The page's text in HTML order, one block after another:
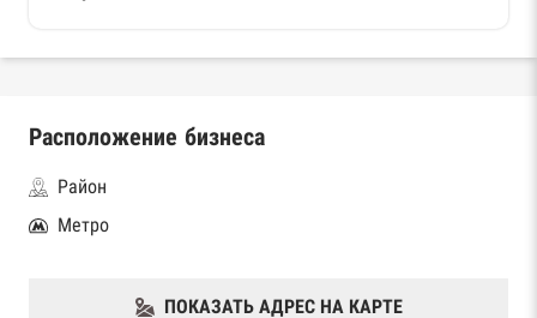
Расположение бизнеса
Район
Метро
ПОКАЗАТЬ АДРЕС НА КАРТЕ